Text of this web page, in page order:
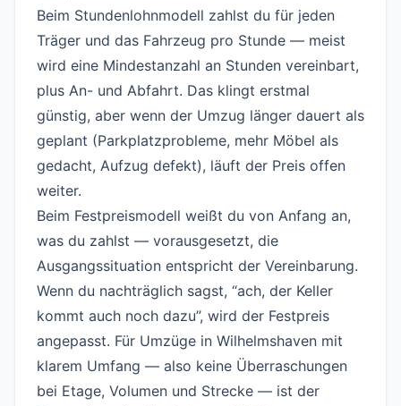
Beim Stundenlohnmodell zahlst du für jeden
Träger und das Fahrzeug pro Stunde — meist
wird eine Mindestanzahl an Stunden vereinbart,
plus An- und Abfahrt. Das klingt erstmal
günstig, aber wenn der Umzug länger dauert als
geplant (Parkplatzprobleme, mehr Möbel als
gedacht, Aufzug defekt), läuft der Preis offen
weiter.
Beim Festpreismodell weißt du von Anfang an,
was du zahlst — vorausgesetzt, die
Ausgangssituation entspricht der Vereinbarung.
Wenn du nachträglich sagst, “ach, der Keller
kommt auch noch dazu”, wird der Festpreis
angepasst. Für Umzüge in Wilhelmshaven mit
klarem Umfang — also keine Überraschungen
bei Etage, Volumen und Strecke — ist der